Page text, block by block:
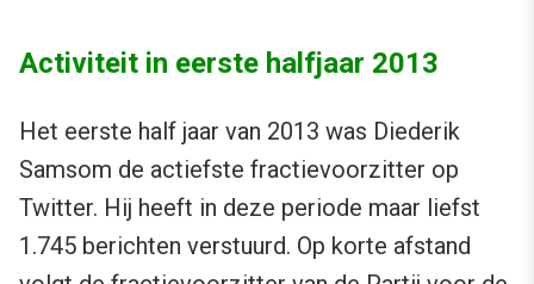
Activiteit in eerste halfjaar 2013
Het eerste half jaar van 2013 was Diederik
Samsom de actiefste fractievoorzitter op
Twitter. Hij heeft in deze periode maar liefst
1.745 berichten verstuurd. Op korte afstand